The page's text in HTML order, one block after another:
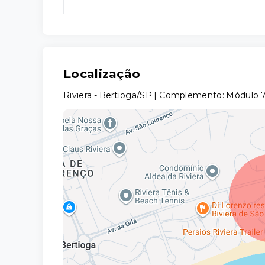
Localização
Riviera - Bertioga/SP | Complemento: Módulo